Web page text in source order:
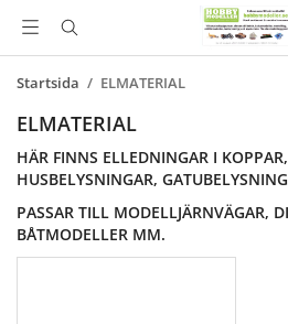
Startsida / ELMATERIAL
ELMATERIAL
HÄR FINNS ELLEDNINGAR I
HUSBELYSNINGAR,
PASSAR TILL MODELLJÄRNVÄGAR,
BÅTMODELLER MM.